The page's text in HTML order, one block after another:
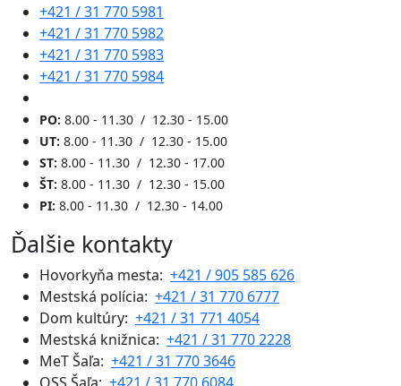
+421 / 31 770 5981
+421 / 31 770 5982
+421 / 31 770 5983
+421 / 31 770 5984
PO: 8.00 - 11.30 / 12.30 - 15.00
UT: 8.00 - 11.30 / 12.30 - 15.00
ST: 8.00 - 11.30 / 12.30 - 17.00
ŠT: 8.00 - 11.30 / 12.30 - 15.00
PI: 8.00 - 11.30 / 12.30 - 14.00
Ďalšie kontakty
Hovorkyňa mesta: +421 / 905 585 626
Mestská polícia: +421 / 31 770 6777
Dom kultúry: +421 / 31 771 4054
Mestská knižnica: +421 / 31 770 2228
MeT Šaľa: +421 / 31 770 3646